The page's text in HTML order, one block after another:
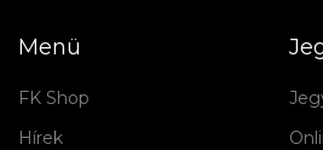
Menü
FK Shop
Hírek